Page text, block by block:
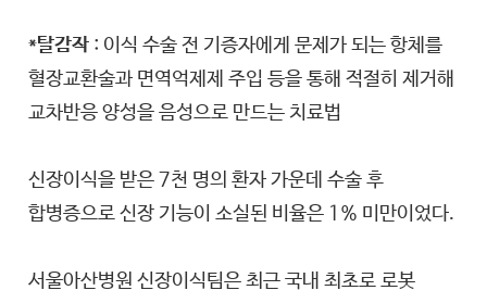
*탈감작 : 이식 수술 전 기증자에게 문제가 되는 항체를
혈장교환술과 면역억제제 주입 등을 통해 적절히 제거해
교차반응 양성을 음성으로 만드는 치료법
신장이식을 받은 7천 명의 환자 가운데 수술 후
합병증으로 신장 기능이 소실된 비율은 1% 미만이었다.
서울아산병원 신장이식팀은 최근 국내 최초로 로봇